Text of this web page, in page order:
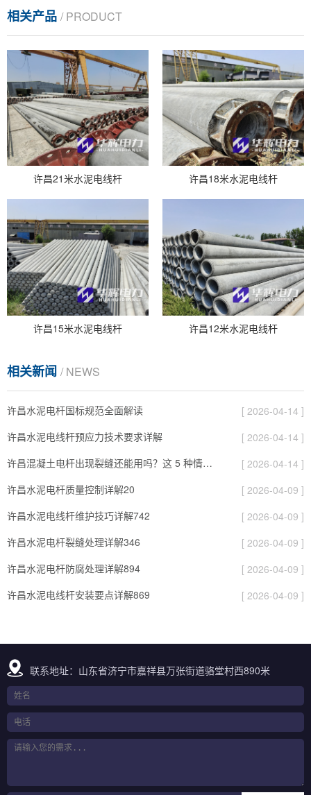
相关产品 / PRODUCT
许昌21米水泥电线杆 许昌18米水泥电线杆
许昌15米水泥电线杆 许昌12米水泥电线杆
相关新闻 / NEWS
许昌水泥电杆国标规范全面解读
[ 2026-04-14 ]
许昌水泥电线杆预应力技术要求详解
[ 2026-04-14 ]
许昌混凝土电杆出现裂缝还能用吗？这 5 种情况要报废
[ 2026-04-14 ]
许昌水泥电杆质量控制详解20
[ 2026-04-09 ]
许昌水泥电线杆维护技巧详解742
[ 2026-04-09 ]
许昌水泥电杆裂缝处理详解346
[ 2026-04-09 ]
许昌水泥电杆防腐处理详解894
[ 2026-04-09 ]
许昌水泥电线杆安装要点详解869
[ 2026-04-09 ]
联系地址：山东省济宁市嘉祥县万张街道骆堂村西890米